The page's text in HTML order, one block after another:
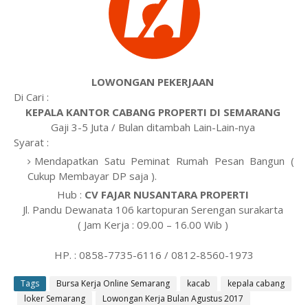
LOWONGAN PEKERJAAN
Di Cari :
KEPALA KANTOR CABANG PROPERTI DI SEMARANG
Gaji 3-5 Juta / Bulan ditambah Lain-Lain-nya
Syarat :
Mendapatkan Satu Peminat Rumah Pesan Bangun (
Cukup Membayar DP saja ).
Hub : CV FAJAR NUSANTARA PROPERTI
Jl. Pandu Dewanata 106 kartopuran Serengan surakarta
( Jam Kerja : 09.00 – 16.00 Wib )
HP. : 0858-7735-6116 / 0812-8560-1973
Tags Bursa Kerja Online Semarang kacab
kepala cabang
loker Semarang
Lowongan Kerja Bulan Agustus 2017